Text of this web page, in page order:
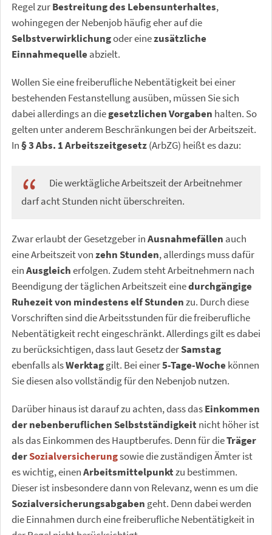
Regel zurBestreitung des Lebensunterhaltes,
wohingegen der Nebenjob häufig eher auf die
Selbstverwirklichungoder einezusätzliche
Einnahmequelleabzielt.
Wollen Sie eine freiberufliche Nebentätigkeit bei einer
bestehenden Festanstellung ausüben, müssen Sie sich
dabei allerdings an diegesetzlichen Vorgaben halten. So
gelten unter anderem Beschränkungen bei der Arbeitszeit.
In§ 3 Abs. 1 Arbeitszeitgesetz(ArbZG) heißt es dazu:
Die werktägliche Arbeitszeit der Arbeitnehmer
darf acht Stunden nicht überschreiten.
Zwar erlaubt der Gesetzgeber inAusnahmefällen auch
eine Arbeitszeit vonzehn Stunden, allerdings muss dafür
einAusgleicherfolgen. Zudem steht Arbeitnehmern nach
Beendigung der täglichen Arbeitszeit einedurchgängige
Ruhezeit von mindestens elf Stundenzu. Durch diese
Vorschriften sind die Arbeitsstunden für die freiberufliche
Nebentätigkeit recht eingeschränkt. Allerdings gilt es dabei
zu berücksichtigen, dass laut Gesetz derSamstag
ebenfalls alsWerktaggilt. Bei einer5-Tage-Wochekönnen
Sie diesen also vollständig für den Nebenjob nutzen.
Darüber hinaus ist darauf zu achten, dass dasEinkommen
der nebenberuflichen Selbstständigkeit nicht höher ist
als das Einkommen des Hauptberufes. Denn für dieTräger
derSozialversicherungsowie die zuständigen Ämter ist
es wichtig, einenArbeitsmittelpunktzu bestimmen.
Dieser ist insbesondere dann von Relevanz, wenn es um die
Sozialversicherungsabgaben geht. Denn dabei werden
die Einnahmen durch eine freiberufliche Nebentätigkeit in